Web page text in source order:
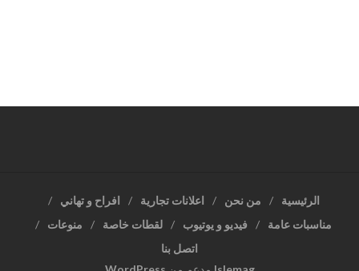
الرئيسية من نحن اعلانات تجارية
افراح و تهاني
مناسبات عامة
فيديو و يوتيوب لقطات خاصة
منوعات
اتصل بنا